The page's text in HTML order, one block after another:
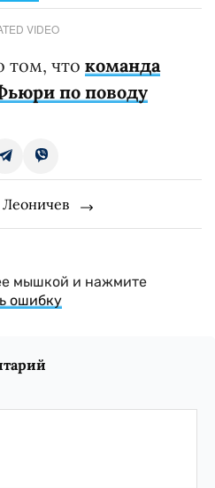
VIDEO
том, что команда
по поводу
мышкой и нажмите
ошибку